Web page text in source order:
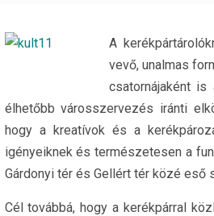
A
vevő, unalmas
csatornájaként is
élhetőbb városszervezés iránti
hogy a kreatívok és a
igényeiknek és természetesen a
Gárdonyi tér és Gellért tér közé
Cél továbbá, hogy a kerékpárral